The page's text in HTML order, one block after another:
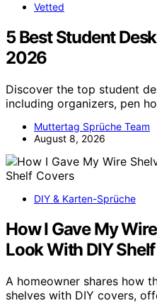
Vetted
5 Best Student
2026
Discover the top student
including organizers, pen
Muttertag Sprüche Team
August 8, 2026
DIY & Karten-Sprüche
How I Gave My
Look With DIY
A homeowner shares how
shelves with DIY covers,